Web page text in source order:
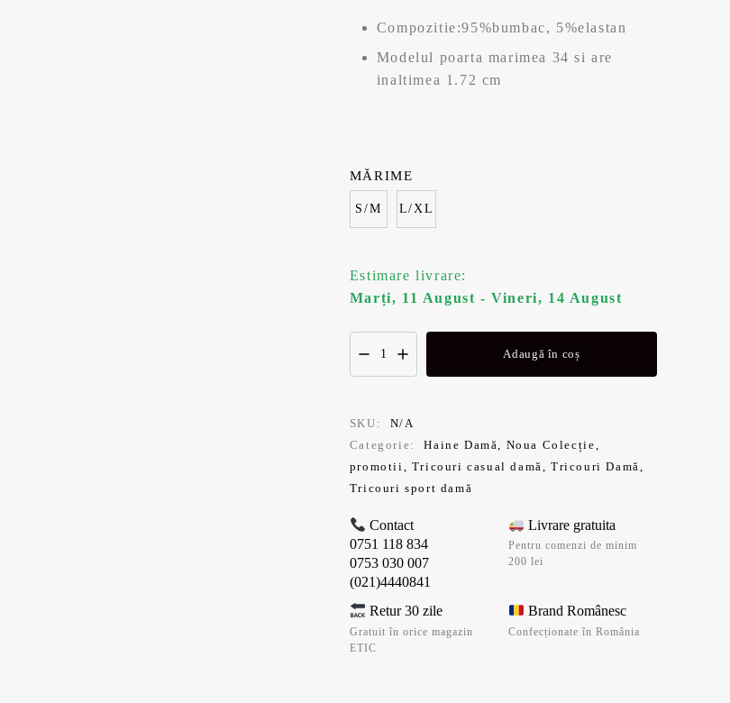
fost:
49,99 lei.
24,99 lei.
Compozitie:95%bumbac, 5%elastan
Modelul poarta marimea 34 si are
inaltimea 1.72 cm
S/M L/XL
MĂRIME
Estimare livrare:
Marți, 11 August - Vineri, 14 August
Adaugă în coș
SKU:
N/A
Categorie:
Haine Damă, Noua Colecție,
promotii, Tricouri casual damă,Tricouri Damă,
Tricouri sport damă
Contact
0751 118 834
0753 030 007
(021)4440841
Livrare gratuita
Pentru comenzi de minim
200 lei
Retur 30 zile
Gratuit în orice magazin
ETIC
Brand Românesc
Confecționate în România